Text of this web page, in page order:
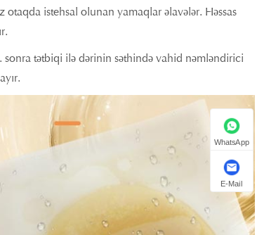
istehsal olunan yamaqlar əlavələr. Həssas
tətbiqi ilə dərinin səthində vahid nəmləndirici
WhatsApp
E-Mail